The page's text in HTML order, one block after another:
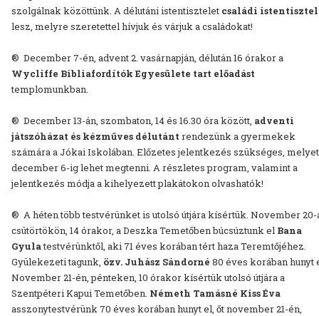
szolgálnak közöttünk. A délutáni istentisztelet családi
lesz, melyre szeretettel hívjuk és várjuk a családokat!
® December 7-én, advent 2. vasárnapján, délután 16 órakor a
Wycliffe Bibliafordítók Egyesülete tart előadást
templomunkban.
® December 13-án, szombaton, 14 és 16.30 óra között, adventi
játszóházat és kézműves délutánt rendezünk a gyermekek
számára a Jókai Iskolában. Előzetes jelentkezés szükséges, melyet
december 6-ig lehet megtenni. A részletes program, valamint a
jelentkezés módja a kihelyezett plakátokon olvashatók!
® A héten több testvérünket is utolsó útjára kísértük. November 20-
csütörtökön, 14 órakor, a Deszka Temetőben búcsúztunk el Bana
Gyulatestvérünktől, aki 71 éves korában tért haza Teremtőjéhez.
Gyülekezeti tagunk, özv. Juhász Sándorné 80 éves korában hunyt
November 21-én, pénteken, 10 órakor kísértük utolsó útjára a
Szentpéteri Kapui Temetőben. Németh Tamásné Kiss Éva
asszonytestvérünk 70 éves korában hunyt el, őt november 21-én,